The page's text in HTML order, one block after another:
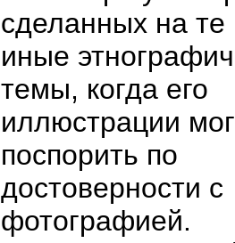
сделанных на те
иные
темы, когда его
иллюстрации
поспорить по
достоверности с
фотографией.